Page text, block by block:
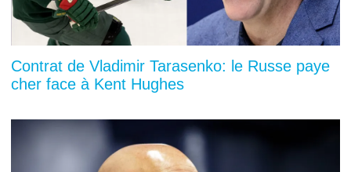
Contrat de Vladimir Tarasenko: le Russe paye
cher face à Kent Hughes